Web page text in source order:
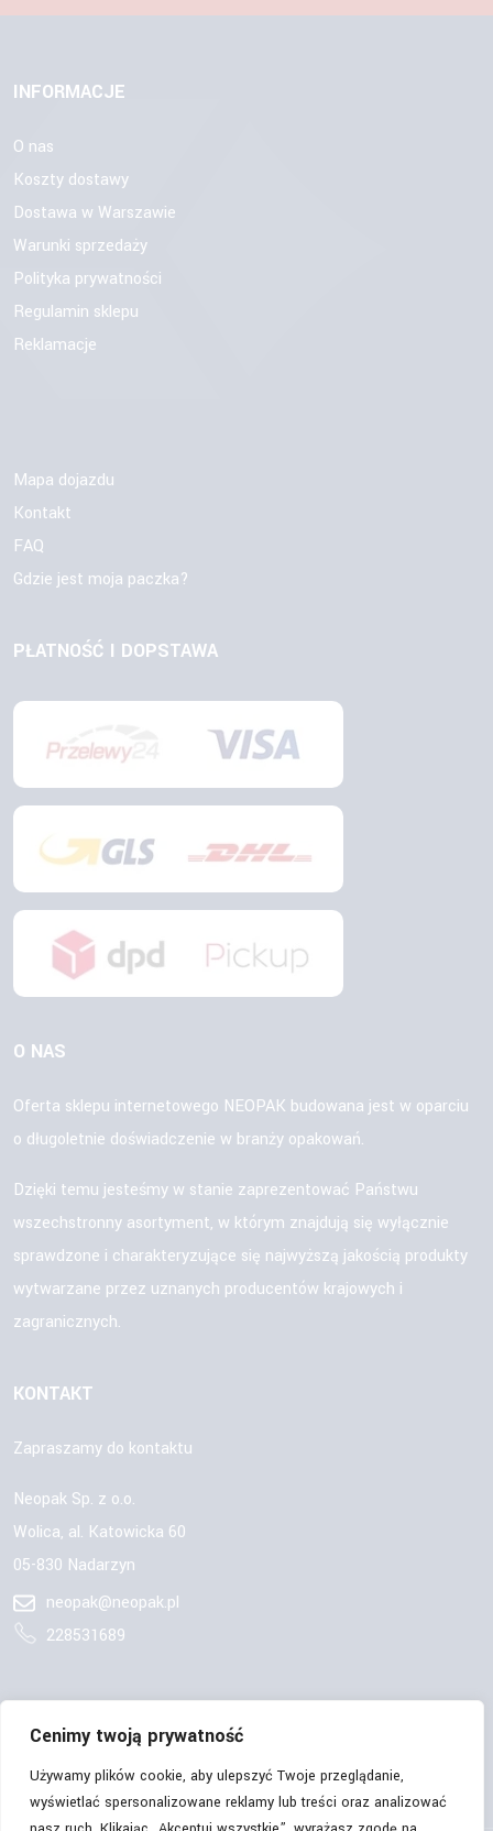
Cenimy twoją prywatność
Używamy plików cookie, aby ulepszyć Twoje przeglądanie,
wyświetlać spersonalizowane reklamy lub treści oraz analizować
INFORMACJE
O nas
Koszty dostawy
Dostawa w Warszawie
Warunki sprzedaży
Polityka prywatności
Regulamin sklepu
Reklamacje
Mapa dojazdu
Kontakt
FAQ
Gdzie jest moja paczka?
PŁATNOŚĆ I DOPSTAWA
O NAS
Oferta sklepu internetowego NEOPAK budowana jest w oparciu
o długoletnie doświadczenie w branży opakowań.
Dzięki temu jesteśmy w stanie zaprezentować Państwu
wszechstronny asortyment, w którym znajdują się wyłącznie
sprawdzone i charakteryzujące się najwyższą jakością produkty
wytwarzane przez uznanych producentów krajowych i
zagranicznych.
KONTAKT
Zapraszamy do kontaktu
Neopak Sp. z o.o.
Wolica, al. Katowicka 60
05-830 Nadarzyn
neopak@neopak.pl
228531689
OBSERWUJ NAS: